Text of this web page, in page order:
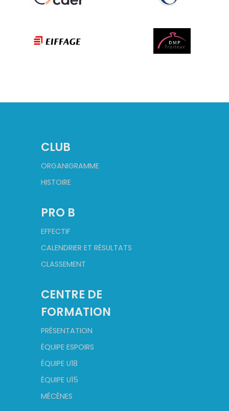
CLUB
ORGANIGRAMME
HISTOIRE
PRO B
EFFECTIF
CALENDRIER ET RÉSULTATS
CLASSEMENT
CENTRE DE
FORMATION
PRÉSENTATION
ÉQUIPE ESPOIRS
ÉQUIPE U18
ÉQUIPE U15
MÉCÈNES